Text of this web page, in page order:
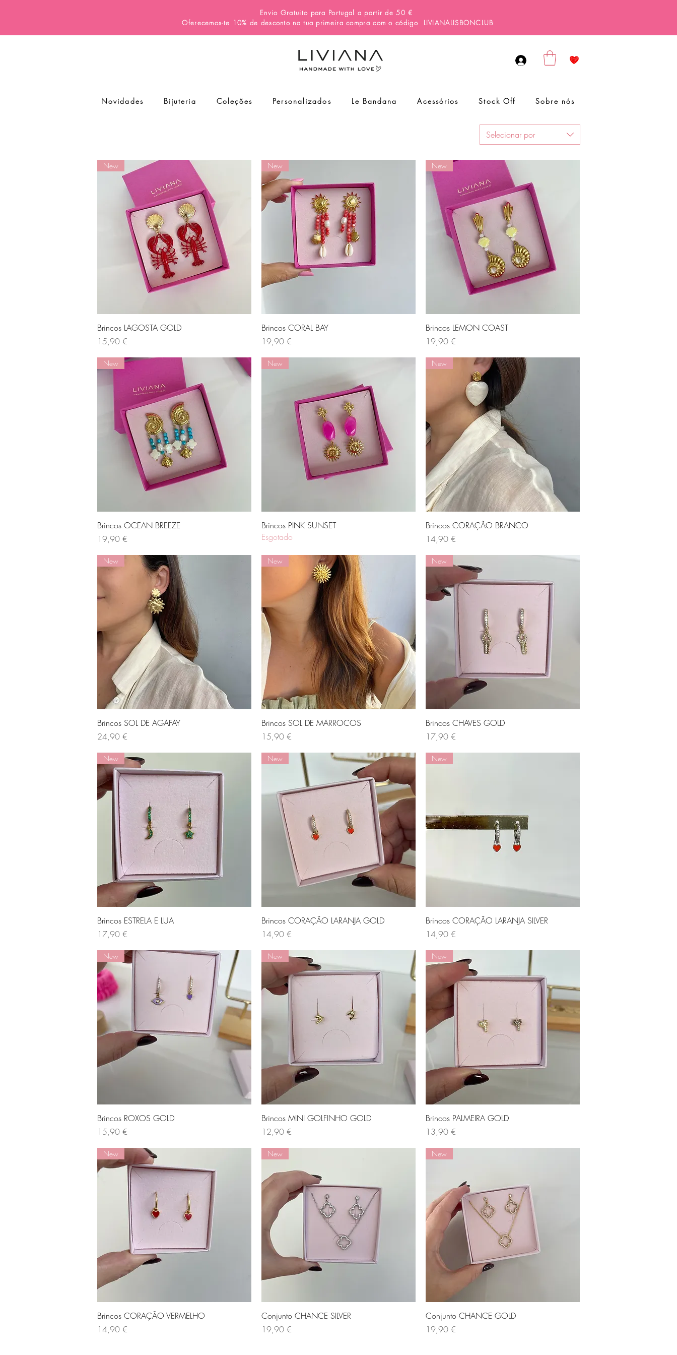
Envio Gratuito para Portugal a partir de 50 €
Oferecemos-te 10% de desconto na tua primeira compra com o código
LIVIANALISBONCLUB
Novidades Bijuteria Coleções Personalizados Le Bandana Acessórios Stock Off Sobre nós
Selecionar por
Visualização rápida
New
Brincos LAGOSTA GOLD
Preço
15,90 €
Visualização rápida
New
Brincos CORAL BAY
Preço
19,90 €
Visualização rápida
New
Brincos LEMON COAST
Preço
19,90 €
Visualização rápida
New
Brincos OCEAN BREEZE
Preço
19,90 €
Visualização rápida
New
Brincos PINK SUNSET
Esgotado
Visualização rápida
New
Brincos CORAÇÃO BRANCO
Preço
14,90 €
Visualização rápida
New
Brincos SOL DE AGAFAY
Preço
24,90 €
Visualização rápida
New
Brincos SOL DE MARROCOS
Preço
15,90 €
Visualização rápida
New
Brincos CHAVES GOLD
Preço
17,90 €
Visualização rápida
New
Brincos ESTRELA E LUA
Preço
17,90 €
Visualização rápida
New
Brincos CORAÇÃO LARANJA GOLD
Preço
14,90 €
Visualização rápida
New
Brincos CORAÇÃO LARANJA SILVER
Preço
14,90 €
Visualização rápida
New
Brincos ROXOS GOLD
Preço
15,90 €
Visualização rápida
New
Brincos MINI GOLFINHO GOLD
Preço
12,90 €
Visualização rápida
New
Brincos PALMEIRA GOLD
Preço
13,90 €
Visualização rápida
New
Brincos CORAÇÃO VERMELHO
Preço
14,90 €
Visualização rápida
New
Conjunto CHANCE SILVER
Preço
19,90 €
Visualização rápida
New
Conjunto CHANCE GOLD
Preço
19,90 €